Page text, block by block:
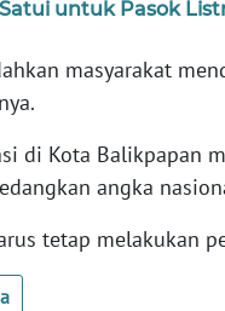
untuk Pasok
masyarakat
di Kota Balikpapan
angka
tetap melakukan